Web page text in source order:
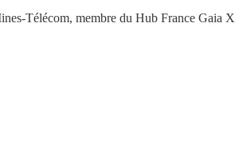
Télécom, membre du Hub France Gaia X